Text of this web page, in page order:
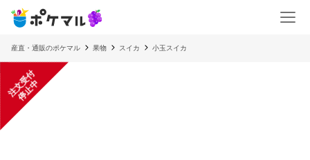
産直・通販のポケマル 果物 スイカ 小玉スイカ
注
文
受
付
停
止
中